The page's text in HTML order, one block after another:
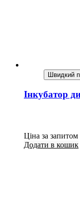
Швидкий
Iнкубатор
Ціна за запитом
Додати в кошик